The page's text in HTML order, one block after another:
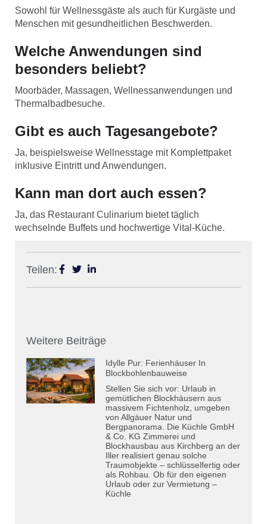
Sowohl für Wellnessgäste als auch für Kurgäste und
Menschen mit gesundheitlichen Beschwerden.
Welche Anwendungen sind
besonders beliebt?
Moorbäder, Massagen, Wellnessanwendungen und
Thermalbadbesuche.
Gibt es auch Tagesangebote?
Ja, beispielsweise Wellnesstage mit Komplettpaket
inklusive Eintritt und Anwendungen.
Kann man dort auch essen?
Ja, das Restaurant Culinarium bietet täglich
wechselnde Buffets und hochwertige Vital-Küche.
Teilen:
Weitere Beiträge
Idylle Pur: Ferienhäuser In
Blockbohlenbauweise
Stellen Sie sich vor: Urlaub in
gemütlichen Blockhäusern aus
massivem Fichtenholz, umgeben
von Allgäuer Natur und
Bergpanorama. Die Küchle GmbH
& Co. KG Zimmerei und
Blockhausbau aus Kirchberg an der
Iller realisiert genau solche
Traumobjekte – schlüsselfertig oder
als Rohbau. Ob für den eigenen
Urlaub oder zur Vermietung –
Küchle